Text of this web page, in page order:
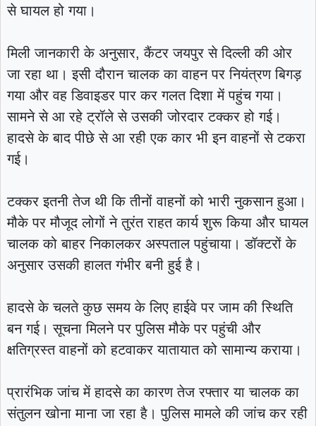
से घायल हो गया।
मिली जानकारी के अनुसार, कैंटर जयपुर से दिल्ली की ओर
जा रहा था। इसी दौरान चालक का वाहन पर नियंत्रण बिगड़
गया और वह डिवाइडर पार कर गलत दिशा में पहुंच गया।
सामने से आ रहे ट्रॉले से उसकी जोरदार टक्कर हो गई।
हादसे के बाद पीछे से आ रही एक कार भी इन वाहनों से टकरा
गई।
टक्कर इतनी तेज थी कि तीनों वाहनों को भारी नुकसान हुआ।
मौके पर मौजूद लोगों ने तुरंत राहत कार्य शुरू किया और घायल
चालक को बाहर निकालकर अस्पताल पहुंचाया। डॉक्टरों के
अनुसार उसकी हालत गंभीर बनी हुई है।
हादसे के चलते कुछ समय के लिए हाईवे पर जाम की स्थिति
बन गई। सूचना मिलने पर पुलिस मौके पर पहुंची और
क्षतिग्रस्त वाहनों को हटवाकर यातायात को सामान्य कराया।
प्रारंभिक जांच में हादसे का कारण तेज रफ्तार या चालक का
संतुलन खोना माना जा रहा है। पुलिस मामले की जांच कर रही